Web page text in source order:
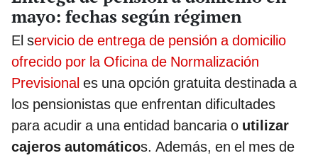
mayo: fechas según régimen
El servicio de entrega de pensión a domicilio
ofrecido por la Oficina de Normalización
Previsional es una opción gratuita destinada a
los pensionistas que enfrentan dificultades
para acudir a una entidad bancaria o utilizar
cajeros automáticos. Además, en el mes de